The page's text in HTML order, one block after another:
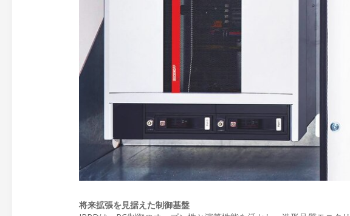
将来拡張を見据えた制御基盤